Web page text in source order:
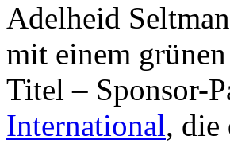
Adelheid
mit einem
Titel – Sponsor-
International, die